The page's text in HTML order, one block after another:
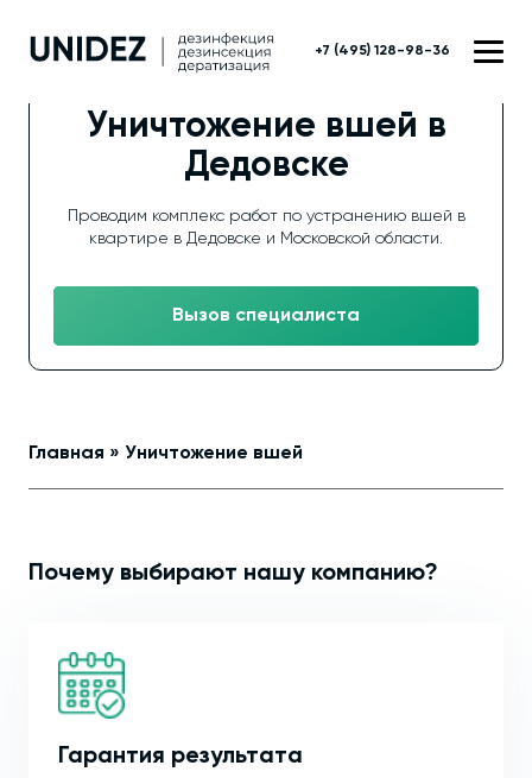
+7 (495) 128-98-36
Уничтожение вшей в
Дедовске
Проводим комплекс работ по устранению вшей в
квартире в Дедовске и Московской области.
Вызов специалиста
Главная » Уничтожение вшей
Почему выбирают нашу компанию?
Гарантия результата